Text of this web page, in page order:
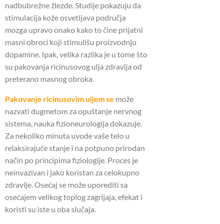
nadbubrežne žlezde.Studije pokazuju da
stimulacija kože osvetljava područja
mozga upravo onako kako to čine prijatni
masni obroci koji stimulišu proizvodnju
dopamine. Ipak, velika razlika je u tome što
su pakovanja ricinusovog ulja zdravija od
preterano masnog obroka.
Pakovanje ricinusovim uljem se može
nazvati dugmetom za opuštanje nervnog
sistema, nauka fizioneurologija dokazuje.
Za nekoliko minuta uvode vaše telo u
relaksirajuće stanje i na potpuno prirodan
način po principima fiziologije. Proces je
neinvazivan i jako koristan za celokupno
zdravlje.Osećaj se može uporediti sa
osećajem velikog toplog zagrljaja, efekat i
koristi su iste u oba slučaja.